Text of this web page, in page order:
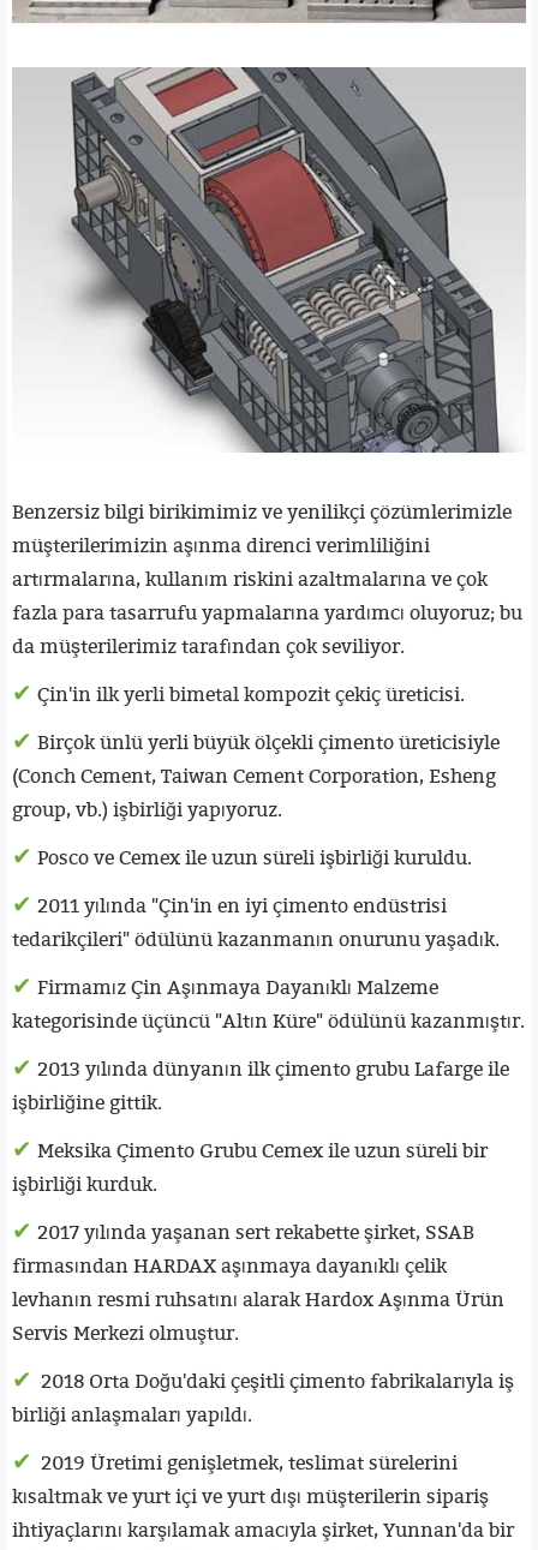
Benzersiz bilgi birikimimiz ve yenilikçi çözümlerimizle
müşterilerimizin aşınma direnci verimliliğini
artırmalarına, kullanım riskini azaltmalarına ve çok
fazla para tasarrufu yapmalarına yardımcı oluyoruz; bu
da müşterilerimiz tarafından çok seviliyor.
✔ Çin'in ilk yerli bimetal kompozit çekiç üreticisi.
✔ Birçok ünlü yerli büyük ölçekli çimento üreticisiyle
(Conch Cement, Taiwan Cement Corporation, Esheng
group, vb.) işbirliği yapıyoruz.
✔ Posco ve Cemex ile uzun süreli işbirliği kuruldu.
✔ 2011 yılında "Çin'in en iyi çimento endüstrisi
tedarikçileri" ödülünü kazanmanın onurunu yaşadık.
✔ Firmamız Çin Aşınmaya Dayanıklı Malzeme
kategorisinde üçüncü "Altın Küre" ödülünü kazanmıştır.
✔ 2013 yılında dünyanın ilk çimento grubu Lafarge ile
işbirliğine gittik.
✔ Meksika Çimento Grubu Cemex ile uzun süreli bir
işbirliği kurduk.
✔ 2017 yılında yaşanan sert rekabette şirket, SSAB
firmasından HARDAX aşınmaya dayanıklı çelik
levhanın resmi ruhsatını alarak Hardox Aşınma Ürün
Servis Merkezi olmuştur.
✔ 2018 Orta Doğu'daki çeşitli çimento fabrikalarıyla iş
birliği anlaşmaları yapıldı.
✔ 2019 Üretimi genişletmek, teslimat sürelerini
kısaltmak ve yurt içi ve yurt dışı müşterilerin sipariş
ihtiyaçlarını karşılamak amacıyla şirket, Yunnan'da bir